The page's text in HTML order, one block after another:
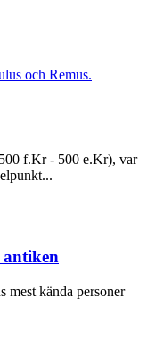
f.Kr - 500 e.Kr), var
mest kända personer